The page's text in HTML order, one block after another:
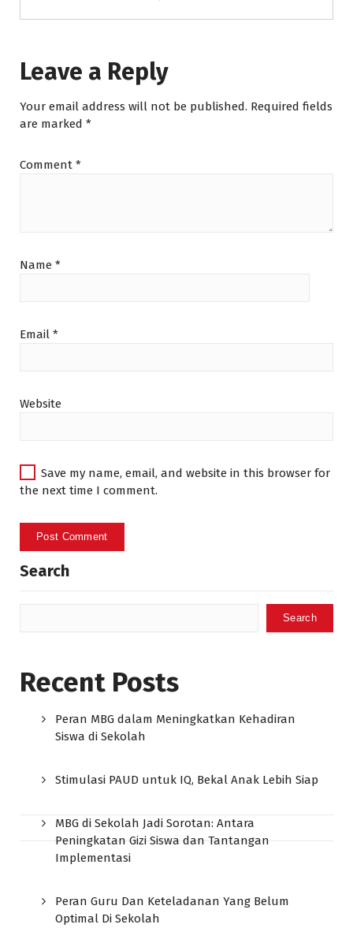
Leave a Reply
Your email address will not be published. Required fields
are marked *
Comment *
Name *
Email *
Website
Save my name, email, and website in this browser for
the next time I comment.
Search
Search
Recent Posts
Peran MBG dalam Meningkatkan Kehadiran
Siswa di Sekolah
Stimulasi PAUD untuk IQ, Bekal Anak Lebih Siap
MBG di Sekolah Jadi Sorotan: Antara
Peningkatan Gizi Siswa dan Tantangan
Implementasi
Peran Guru Dan Keteladanan Yang Belum
Optimal Di Sekolah